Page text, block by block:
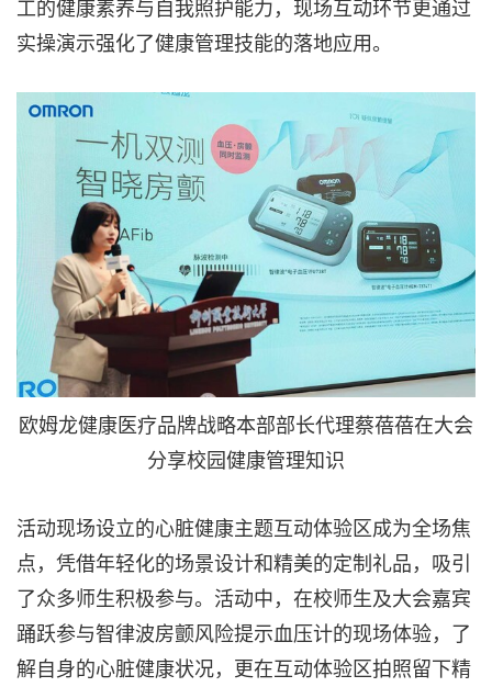
工的健康素养与自我照护能力，现场互动环节更通过
实操演示强化了健康管理技能的落地应用。
欧姆龙健康医疗品牌战略本部部长代理蔡蓓蓓在大会
分享校园健康管理知识
活动现场设立的心脏健康主题互动体验区成为全场焦
点，凭借年轻化的场景设计和精美的定制礼品，吸引
了众多师生积极参与。活动中，在校师生及大会嘉宾
踊跃参与智律波房颤风险提示血压计的现场体验，了
解自身的心脏健康状况，更在互动体验区拍照留下精